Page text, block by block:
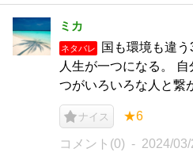
ミカ
ネタバレ
国も環境も違
人生が一つになる。
つがいろいろな人と繋
ナイス ★6
コメント(0) 2024/